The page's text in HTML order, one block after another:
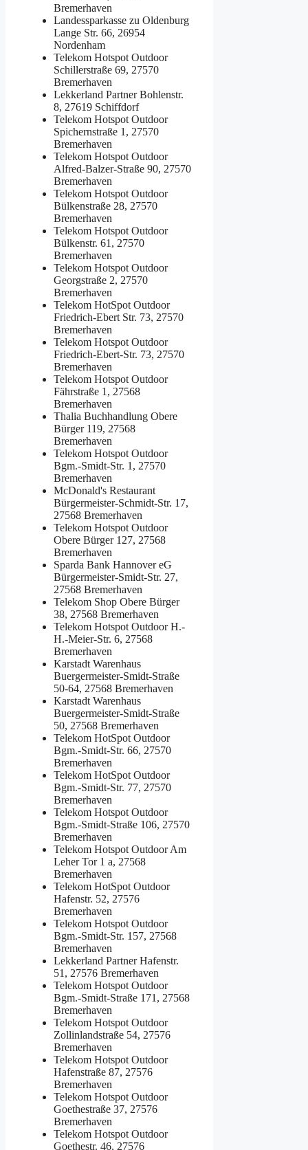
Bremerhaven
Landessparkasse zu Oldenburg
Lange Str. 66, 26954
Nordenham
Telekom Hotspot Outdoor
Schillerstraße 69, 27570
Bremerhaven
Lekkerland PartnerBohlenstr.
8, 27619 Schiffdorf
Telekom Hotspot Outdoor
Spichernstraße 1, 27570
Bremerhaven
Telekom Hotspot Outdoor
Alfred-Balzer-Straße 90, 27570
Bremerhaven
Telekom Hotspot Outdoor
Bülkenstraße 28, 27570
Bremerhaven
Telekom Hotspot Outdoor
Bülkenstr. 61, 27570
Bremerhaven
Telekom Hotspot Outdoor
Georgstraße 2, 27570
Bremerhaven
Telekom HotSpot Outdoor
Friedrich-Ebert Str. 73, 27570
Bremerhaven
Telekom Hotspot Outdoor
Friedrich-Ebert-Str. 73, 27570
Bremerhaven
Telekom Hotspot Outdoor
Fährstraße 1, 27568
Bremerhaven
Thalia Buchhandlung Obere
Bürger 119, 27568
Bremerhaven
Telekom Hotspot Outdoor
Bgm.-Smidt-Str. 1, 27570
Bremerhaven
McDonald's Restaurant
Bürgermeister-Schmidt-Str. 17,
27568 Bremerhaven
Telekom Hotspot Outdoor
Obere Bürger 127, 27568
Bremerhaven
Sparda Bank Hannover eG
Bürgermeister-Smidt-Str. 27,
27568 Bremerhaven
Telekom Shop Obere Bürger
38, 27568 Bremerhaven
Telekom Hotspot OutdoorH.-
H.-Meier-Str. 6, 27568
Bremerhaven
Karstadt Warenhaus
Buergermeister-Smidt-Straße
50-64, 27568 Bremerhaven
Karstadt Warenhaus
Buergermeister-Smidt-Straße
50, 27568 Bremerhaven
Telekom HotSpot Outdoor
Bgm.-Smidt-Str. 66, 27570
Bremerhaven
Telekom HotSpot Outdoor
Bgm.-Smidt-Str. 77, 27570
Bremerhaven
Telekom Hotspot Outdoor
Bgm.-Smidt-Straße 106, 27570
Bremerhaven
Telekom Hotspot OutdoorAm
Leher Tor 1 a, 27568
Bremerhaven
Telekom HotSpot Outdoor
Hafenstr. 52, 27576
Bremerhaven
Telekom Hotspot Outdoor
Bgm.-Smidt-Str. 157, 27568
Bremerhaven
Lekkerland PartnerHafenstr.
51, 27576 Bremerhaven
Telekom Hotspot Outdoor
Bgm.-Smidt-Straße 171, 27568
Bremerhaven
Telekom Hotspot Outdoor
Zollinlandstraße 54, 27576
Bremerhaven
Telekom Hotspot Outdoor
Hafenstraße 87, 27576
Bremerhaven
Telekom Hotspot Outdoor
Goethestraße 37, 27576
Bremerhaven
Telekom Hotspot Outdoor
Goethestr. 46, 27576